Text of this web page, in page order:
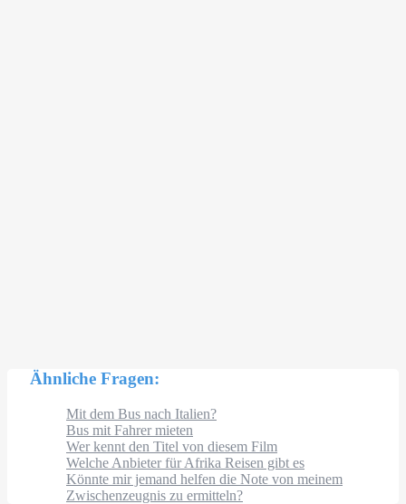
Ähnliche Fragen:
Mit dem Bus nach Italien?
Bus mit Fahrer mieten
Wer kennt den Titel von diesem Film
Welche Anbieter für Afrika Reisen gibt es
Könnte mir jemand helfen die Note von meinem
Zwischenzeugnis zu ermitteln?